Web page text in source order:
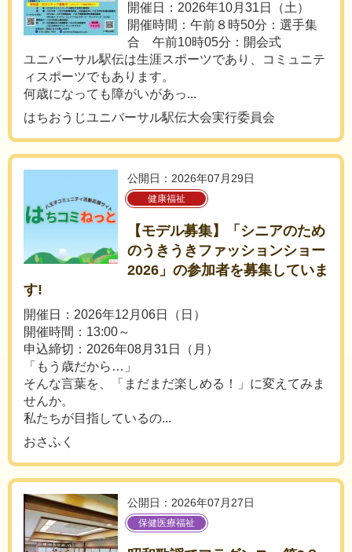
開催日：2026年10月31日（土）
開催時間：午前８時50分：選手集
合 午前10時05分：開会式
ユニバーサル駅伝は生涯スポーツであり、コミュニテ
ィスポーツでもあります。
何歳になっても障がいがあっ...
はちおうじユニバーサル駅伝大会実行委員会
公開日：2026年07月29日
健康福祉
【モデル募集】「シニアのため
のうきうきファッションショー
2026」の参加者を募集していま
す!
開催日：2026年12月06日（日）
開催時間：13:00～
申込締切：2026年08月31日（月）
「もう歳だから…」
そんな言葉を、「まだまだ楽しめる！」に変えてみま
せんか。
私たちが目指しているの...
おさふく
公開日：2026年07月27日
保健医療福祉